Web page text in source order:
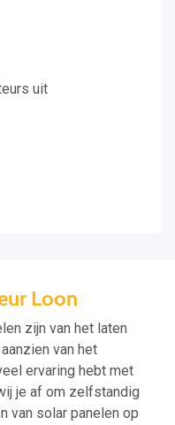
uit
Loon
zijn van het laten
van het
ervaring hebt met
je af om zelfstandig
van solar panelen op